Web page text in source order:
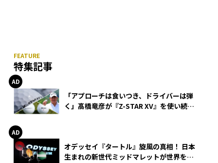
特集記事
「アプローチは食いつき、ドライバーは弾
く」髙橋竜彦が『Z-STAR XV』を使い続け
オデッセイ『タートル』旋風の真相！ 日本
生まれの新世代ミッドマレットが世界を席